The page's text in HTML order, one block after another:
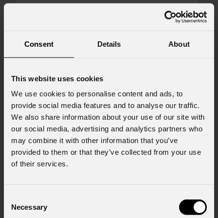
Consent Details About
This website uses cookies
We use cookies to personalise content and ads, to
provide social media features and to analyse our traffic.
We also share information about your use of our site with
our social media, advertising and analytics partners who
may combine it with other information that you’ve
provided to them or that they’ve collected from your use
of their services.
Selection
Necessary
Consenso al marketing
ricevere informazioni commerciali e iniziative di
marketing.
Consenso al trattamento dei dati
personali
Ho letto l'informativa ai sensi dell'art. 13 del
GDPR; acconsento al trattamento ai sensi